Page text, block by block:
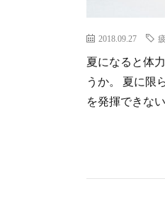
2018.09.27
夏になると体
うか。 夏に限
を発揮できな